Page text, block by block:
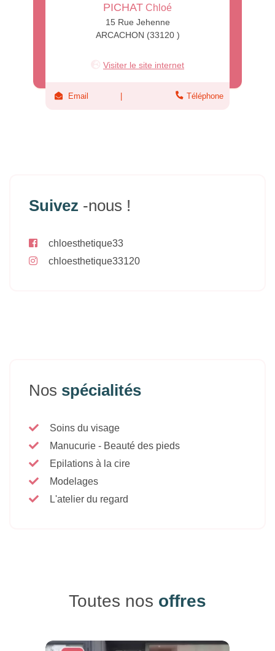
PICHAT Chloé
15 Rue Jehenne
ARCACHON (33120 )
Visiter le site internet
Email Téléphone
Suivez -nous !
chloesthetique33
chloesthetique33120
Nos spécialités
Soins du visage
Manucurie - Beauté des pieds
Epilations à la cire
Modelages
L'atelier du regard
Toutes nos offres